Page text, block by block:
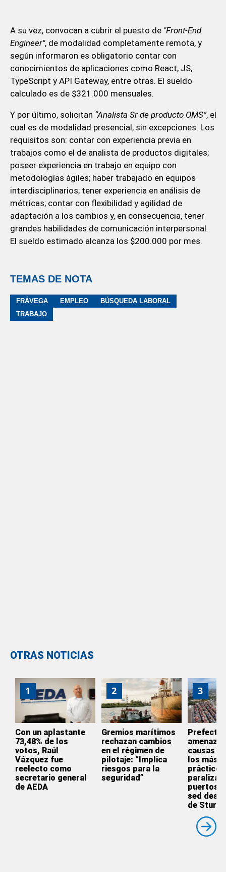
A su vez, convocan a cubrir el puesto de "Front-End
Engineer", de modalidad completamente remota, y
según informaron es obligatorio contar con
conocimientos de aplicaciones como React, JS,
TypeScript y API Gateway, entre otras. El sueldo
calculado es de $321.000 mensuales.
Y por último, solicitan “Analista Sr de producto OMS”, el
cual es de modalidad presencial, sin excepciones. Los
requisitos son: contar con experiencia previa en
trabajos como el de analista de productos digitales;
poseer experiencia en trabajo en equipo con
metodologías ágiles; haber trabajado en equipos
interdisciplinarios; tener experiencia en análisis de
métricas; contar con flexibilidad y agilidad de
adaptación a los cambios y, en consecuencia, tener
grandes habilidades de comunicación interpersonal.
El sueldo estimado alcanza los $200.000 por mes.
TEMAS DE NOTA
FRÁVEGA EMPLEO
BÚSQUEDA LABORAL
TRABAJO
OTRAS NOTICIAS
1
Con un aplastante
73,48% de los
votos, Raúl
Vázquez fue
reelecto como
secretario general
de AEDA
2
Gremios marítimos
rechazan cambios
en el régimen de
pilotaje: “Implica
riesgos para la
seguridad”
3
amenazó
causas
los más
prácticos
paralizan
puertos
sed
de